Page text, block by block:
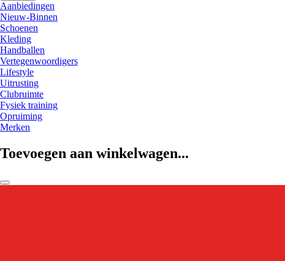
Aanbiedingen
Nieuw-Binnen
Schoenen
Kleding
Handballen
Vertegenwoordigers
Lifestyle
Uitrusting
Clubruimte
Fysiek training
Opruiming
Merken
Toevoegen aan winkelwagen...